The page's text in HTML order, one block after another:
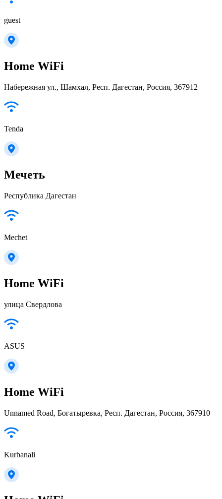
guest
Home WiFi
Hабережная ул., Шамхал, Респ. Дагестан, Россия, 367912
Tenda
Мечеть
Республика Дагестан
Mechet
Home WiFi
улица Свердлова
ASUS
Home WiFi
Unnamed Road, Богатыревка, Респ. Дагестан, Россия, 367910
Kurbanali